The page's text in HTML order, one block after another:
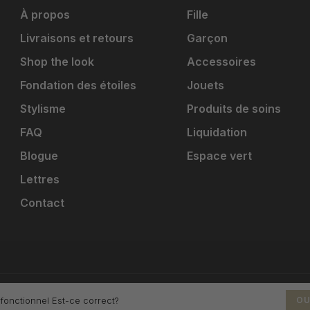
À propos
Livraisons et retours
Shop the look
Fondation des étoiles
Stylisme
FAQ
Blogue
Lettres
Contact
Fille
Garçon
Accessoires
Jouets
Produits de soins
Liquidation
Espace vert
Est-ce correct?